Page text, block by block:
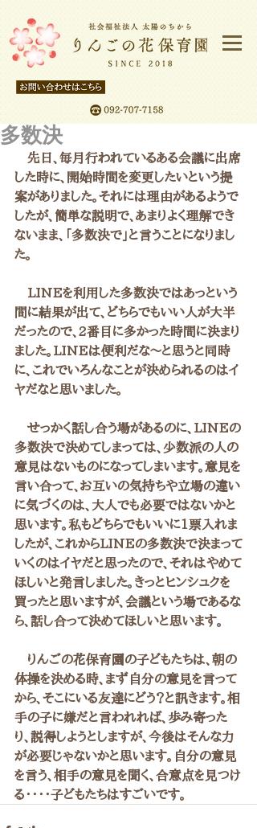
多数決
先日、毎月行われているある会議に出席
した時に、開始時間を変更したいという提
案がありました。それには理由があるようで
したが、簡単な説明で、あまりよく理解でき
ないまま、「多数決で」と言うことになりまし
た。
LINEを利用した多数決ではあっという
間に結果が出て、どちらでもいい人が大半
だったので、2番目に多かった時間に決まり
ました。LINEは便利だな～と思うと同時
に、これでいろんなことが決められるのはイ
ヤだなと思いました。
せっかく話し合う場があるのに、LINEの
多数決で決めてしまっては、少数派の人の
意見はないものになってしまいます。意見を
言い合って、お互いの気持ちや立場の違い
に気づくのは、大人でも必要ではないかと
思います。私もどちらでもいいに1票入れま
したが、これからLINEの多数決で決まって
いくのはイヤだと思ったので、それはやめて
ほしいと発言しました。きっとヒンシュクを
買ったと思いますが、会議という場であるな
ら、話し合って決めてほしいと思います。
りんごの花保育園の子どもたちは、朝の
体操を決める時、まず自分の意見を言って
から、そこにいる友達にどう？と訊きます。相
手の子に嫌だと言われれば、歩み寄った
り、説得しようとしますが、今後はそんな力
が必要じゃないかと思います。自分の意見
を言う、相手の意見を聞く、合意点を見つけ
る・・・・子どもたちはすごいです。